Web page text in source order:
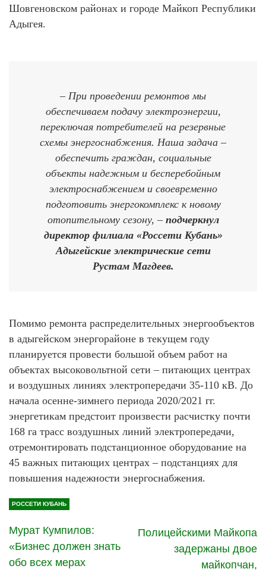
Шовгеновском районах и городе Майкоп Республики
Адыгея.
– При проведении ремонтов мы
обеспечиваем подачу электроэнергии,
переключая потребителей на резервные
схемы энергоснабжения. Наша задача –
обеспечить граждан, социальные
объекты надежным и бесперебойным
электроснабжением и своевременно
подготовить энергокомплекс к новому
отопительному сезону, – подчеркнул
директор филиала «Россети Кубань»
Адыгейские электрические сети
Рустам Магдеев.
Помимо ремонта распределительных энергообъектов
в адыгейском энергорайоне в текущем году
планируется провести большой объем работ на
объектах высоковольтной сети – питающих центрах
и воздушных линиях электропередачи 35-110 кВ. До
начала осенне-зимнего периода 2020/2021 гг.
энергетикам предстоит произвести расчистку почти
168 га трасс воздушных линий электропередачи,
отремонтировать подстанционное оборудование на
45 важных питающих центрах – подстанциях для
повышения надежности энергоснабжения.
РОССЕТИ КУБАНЬ
Мурат Кумпилов:
«Бизнес должен знать
обо всех мерах
Полицейскими Майкопа
задержаны двое
майкопчан,